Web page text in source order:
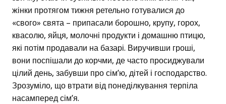
жінки протягом тижня ретельно готувалися до
«свого» свята – припасали борошно, крупу, горох,
квасолю, яйця, молочні продукти і домашню птицю,
які потім продавали на базарі. Виручивши гроші,
вони поспішали до корчми, де часто просиджували
цілий день, забувши про сім’ю, дітей і господарство.
Зрозуміло, що втрати від понеділкування терпіла
насамперед сім’я.